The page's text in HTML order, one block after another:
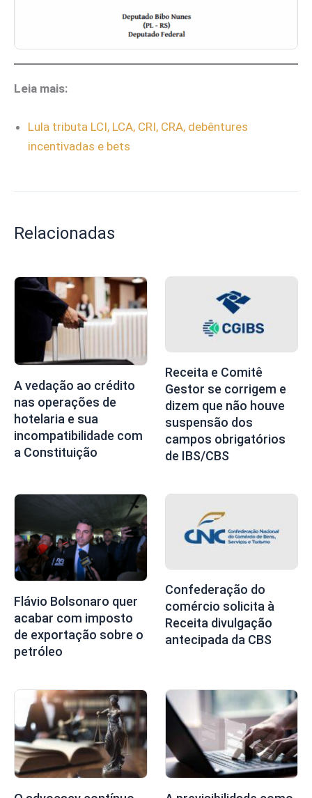
Leia mais:
Lula tributa LCI, LCA, CRI, CRA, debêntures
incentivadas e bets
Relacionadas
A vedação ao crédito
nas operações de
hotelaria e sua
incompatibilidade com
a Constituição
Receita e Comitê
Gestor se corrigem e
dizem que não houve
suspensão dos
campos obrigatórios
de IBS/CBS
Flávio Bolsonaro quer
acabar com imposto
de exportação sobre o
petróleo
Confederação do
comércio solicita à
Receita divulgação
antecipada da CBS